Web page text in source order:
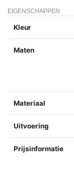
EIGENSCHAPPEN
Kleur
Maten
Materiaal
Uitvoering
Prijsinformatie